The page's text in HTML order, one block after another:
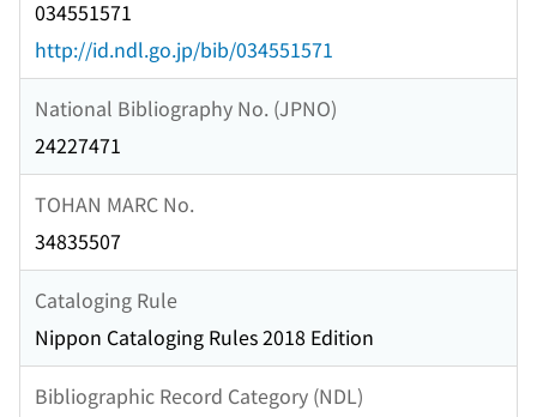
034551571
http://id.ndl.go.jp/bib/034551571
National Bibliography No. (JPNO)
24227471
TOHAN MARC No.
34835507
Cataloging Rule
Nippon Cataloging Rules 2018 Edition
Bibliographic Record Category (NDL)